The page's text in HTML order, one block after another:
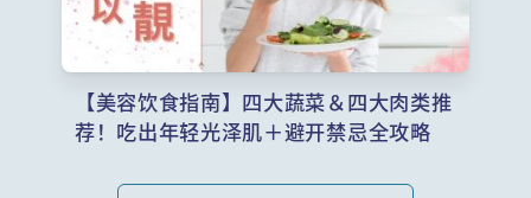
【美容饮食指南】四大蔬菜＆四大肉类推
荐！吃出年轻光泽肌＋避开禁忌全攻略